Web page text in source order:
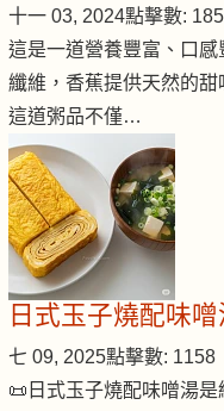
十一 03, 2024點擊數:
這是一道營養豐富、口
纖維，香蕉提供天然的甜
這道粥品不僅…
日式玉子燒配味噌
七 09, 2025點擊數: 1158
📜日式玉子燒配味噌湯